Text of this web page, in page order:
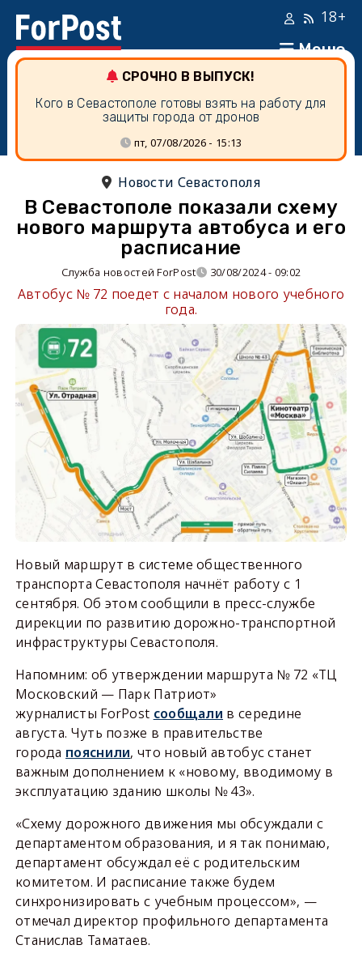
Меню
18+
СРОЧНО В ВЫПУСК!
Кого в Севастополе готовы взять на работу для
защиты города от дронов
пт, 07/08/2026 - 15:13
Новости Севастополя
В Севастополе показали схему
нового маршрута автобуса и его
расписание
Служба новостей ForPost 30/08/2024 - 09:02
Автобус № 72 поедет с началом нового учебного
года.
Новый маршрут в системе общественного
транспорта Севастополя начнёт работу с 1
сентября. Об этом сообщили в пресс-службе
дирекции по развитию дорожно-транспортной
инфраструктуры Севастополя.
Напомним: об утверждении маршрута № 72 «ТЦ
Московский — Парк Патриот»
журналисты ForPost сообщали в середине
августа. Чуть позже в правительстве
города пояснили, что новый автобус станет
важным дополнением к «новому, вводимому в
эксплуатацию зданию школы № 43».
«Схему дорожного движения мы обсуждали с
департаментом образования, и я так понимаю,
департамент обсуждал её с родительским
комитетом. И расписание также будем
синхронизировать с учебным процессом», —
отмечал директор профильного департамента
Станислав Таматаев.